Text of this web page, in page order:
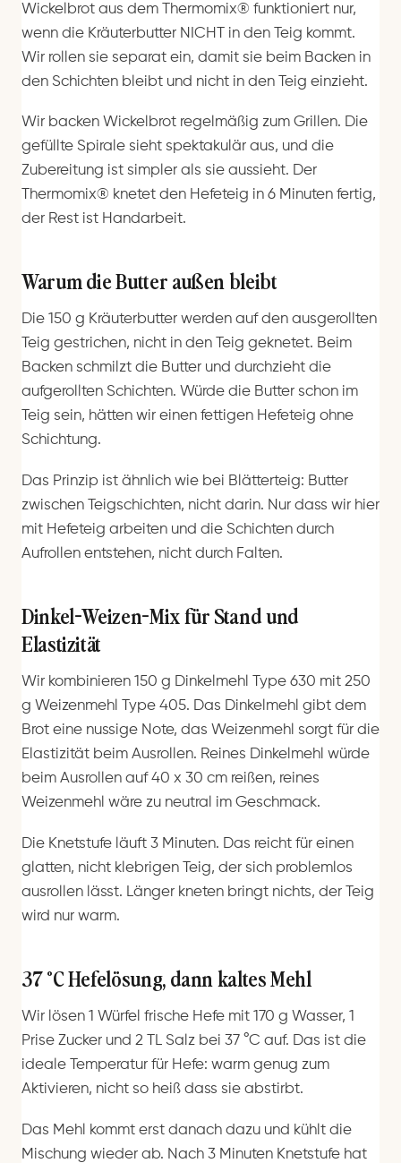
Wickelbrot aus dem Thermomix® funktioniert nur,
wenn die Kräuterbutter NICHT in den Teig kommt.
Wir rollen sie separat ein, damit sie beim Backen in
den Schichten bleibt und nicht in den Teig einzieht.
Wir backen Wickelbrot regelmäßig zum Grillen. Die
gefüllte Spirale sieht spektakulär aus, und die
Zubereitung ist simpler als sie aussieht. Der
Thermomix® knetet den Hefeteig in 6 Minuten fertig,
der Rest ist Handarbeit.
Warum die Butter außen bleibt
Die 150 g Kräuterbutter werden auf den ausgerollten
Teig gestrichen, nicht in den Teig geknetet. Beim
Backen schmilzt die Butter und durchzieht die
aufgerollten Schichten. Würde die Butter schon im
Teig sein, hätten wir einen fettigen Hefeteig ohne
Schichtung.
Das Prinzip ist ähnlich wie bei Blätterteig: Butter
zwischen Teigschichten, nicht darin. Nur dass wir hier
mit Hefeteig arbeiten und die Schichten durch
Aufrollen entstehen, nicht durch Falten.
Dinkel-Weizen-Mix für Stand und
Elastizität
Wir kombinieren 150 g Dinkelmehl Type 630 mit 250
g Weizenmehl Type 405. Das Dinkelmehl gibt dem
Brot eine nussige Note, das Weizenmehl sorgt für die
Elastizität beim Ausrollen. Reines Dinkelmehl würde
beim Ausrollen auf 40 x 30 cm reißen, reines
Weizenmehl wäre zu neutral im Geschmack.
Die Knetstufe läuft 3 Minuten. Das reicht für einen
glatten, nicht klebrigen Teig, der sich problemlos
ausrollen lässt. Länger kneten bringt nichts, der Teig
wird nur warm.
37 °C Hefelösung, dann kaltes Mehl
Wir lösen 1 Würfel frische Hefe mit 170 g Wasser, 1
Prise Zucker und 2 TL Salz bei 37 °C auf. Das ist die
ideale Temperatur für Hefe: warm genug zum
Aktivieren, nicht so heiß dass sie abstirbt.
Das Mehl kommt erst danach dazu und kühlt die
Mischung wieder ab. Nach 3 Minuten Knetstufe hat